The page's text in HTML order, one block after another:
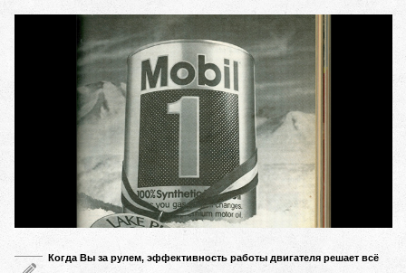
Когда Вы за рулем, эффективность работы двигателя решает всё